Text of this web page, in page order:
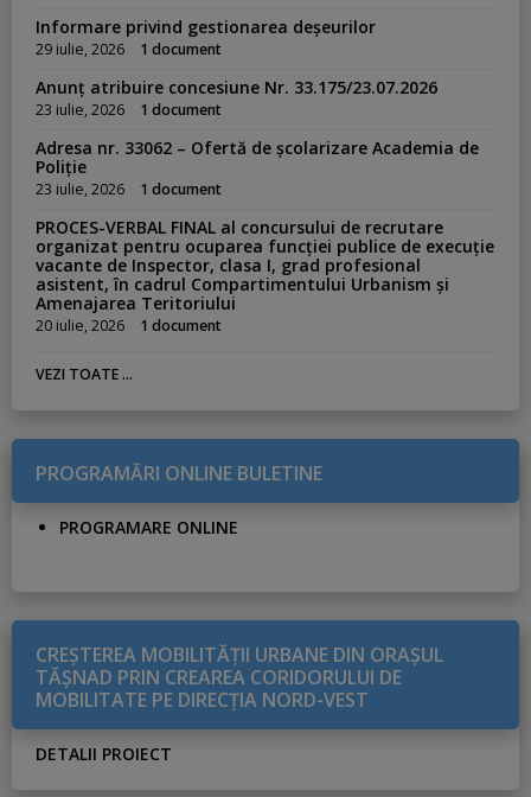
Informare privind gestionarea deșeurilor
29 iulie, 2026 1 document
Anunț atribuire concesiune Nr. 33.175/23.07.2026
23 iulie, 2026 1 document
Adresa nr. 33062 – Ofertă de școlarizare Academia de
Poliție
23 iulie, 2026 1 document
PROCES-VERBAL FINAL al concursului de recrutare
organizat pentru ocuparea funcției publice de execuție
vacante de Inspector, clasa I, grad profesional
asistent, în cadrul Compartimentului Urbanism și
Amenajarea Teritoriului
20 iulie, 2026 1 document
VEZI TOATE ...
PROGRAMĂRI ONLINE BULETINE
PROGRAMARE ONLINE
CREŞTEREA MOBILITĂŢII URBANE DIN ORAŞUL
TĂŞNAD PRIN CREAREA CORIDORULUI DE
MOBILITATE PE DIRECŢIA NORD-VEST
DETALII PROIECT